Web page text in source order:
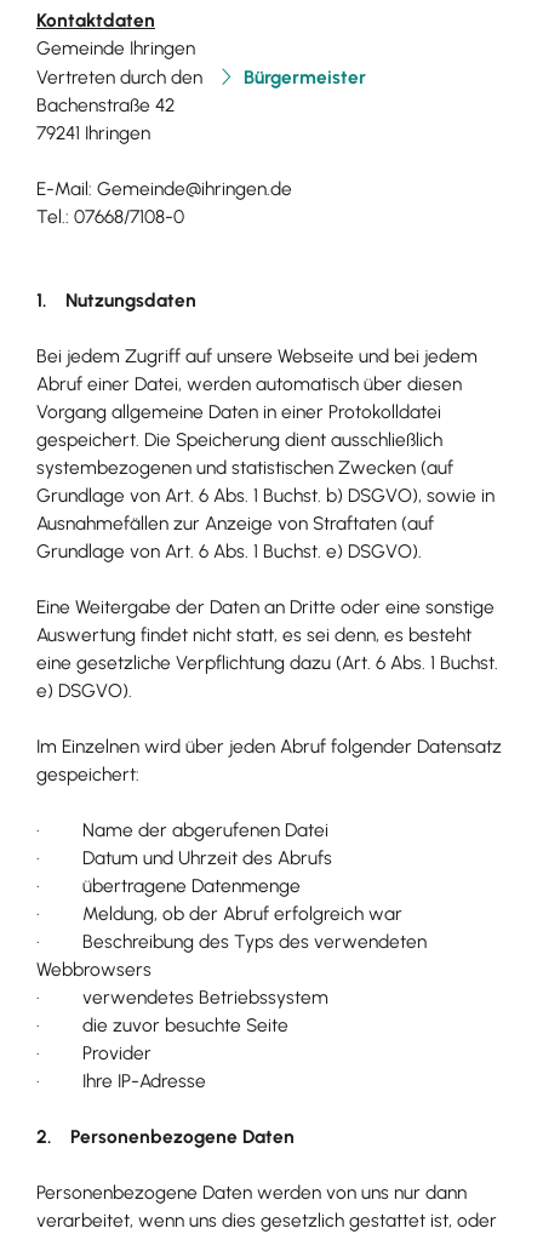
Kontaktdaten
Gemeinde Ihringen
Vertreten durch den
Bürgermeister
Bachenstraße 42
79241 Ihringen
E-Mail: Gemeinde@ihringen.de
Tel.: 07668/7108-0
1. Nutzungsdaten
Bei jedem Zugriff auf unsere Webseite und bei jedem
Abruf einer Datei, werden automatisch über diesen
Vorgang allgemeine Daten in einer Protokolldatei
gespeichert. Die Speicherung dient ausschließlich
systembezogenen und statistischen Zwecken (auf
Grundlage von Art. 6 Abs. 1 Buchst. b) DSGVO), sowie in
Ausnahmefällen zur Anzeige von Straftaten (auf
Grundlage von Art. 6 Abs. 1 Buchst. e) DSGVO).
Eine Weitergabe der Daten an Dritte oder eine sonstige
Auswertung findet nicht statt, es sei denn, es besteht
eine gesetzliche Verpflichtung dazu (Art. 6 Abs. 1 Buchst.
e) DSGVO).
Im Einzelnen wird über jeden Abruf folgender Datensatz
gespeichert:
· Name der abgerufenen Datei
· Datum und Uhrzeit des Abrufs
· übertragene Datenmenge
· Meldung, ob der Abruf erfolgreich war
· Beschreibung des Typs des verwendeten
Webbrowsers
· verwendetes Betriebssystem
· die zuvor besuchte Seite
· Provider
· Ihre IP-Adresse
2. Personenbezogene Daten
Personenbezogene Daten werden von uns nur dann
verarbeitet, wenn uns dies gesetzlich gestattet ist, oder